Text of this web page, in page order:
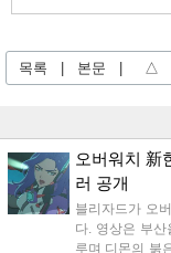
목록 본문 △
오버워치 新
러 공개
블리자드가 오
다. 영상은 부
루며 디몬의 붉